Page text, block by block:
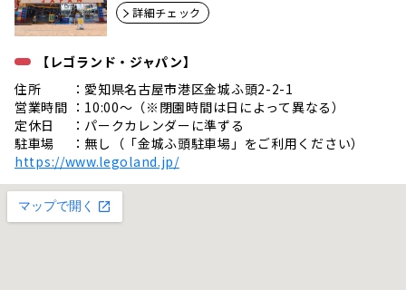
詳細チェック
【レゴランド・ジャパン】
住所 ：愛知県名古屋市港区金城ふ頭2-2-1
営業時間 ：10:00〜（※閉園時間は日によって異なる）
定休日 ：パークカレンダーに準ずる
駐車場 ：無し（「金城ふ頭駐車場」をご利用ください）
https://www.legoland.jp/